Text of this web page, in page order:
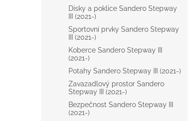
Disky a poklice Sandero Stepway
III (2021-)
Sportovní prvky Sandero Stepway
III (2021-)
Koberce Sandero Stepway III
(2021-)
Potahy Sandero Stepway III (2021-)
Zavazadlový prostor Sandero
Stepway III (2021-)
Bezpečnost Sandero Stepway III
(2021-)